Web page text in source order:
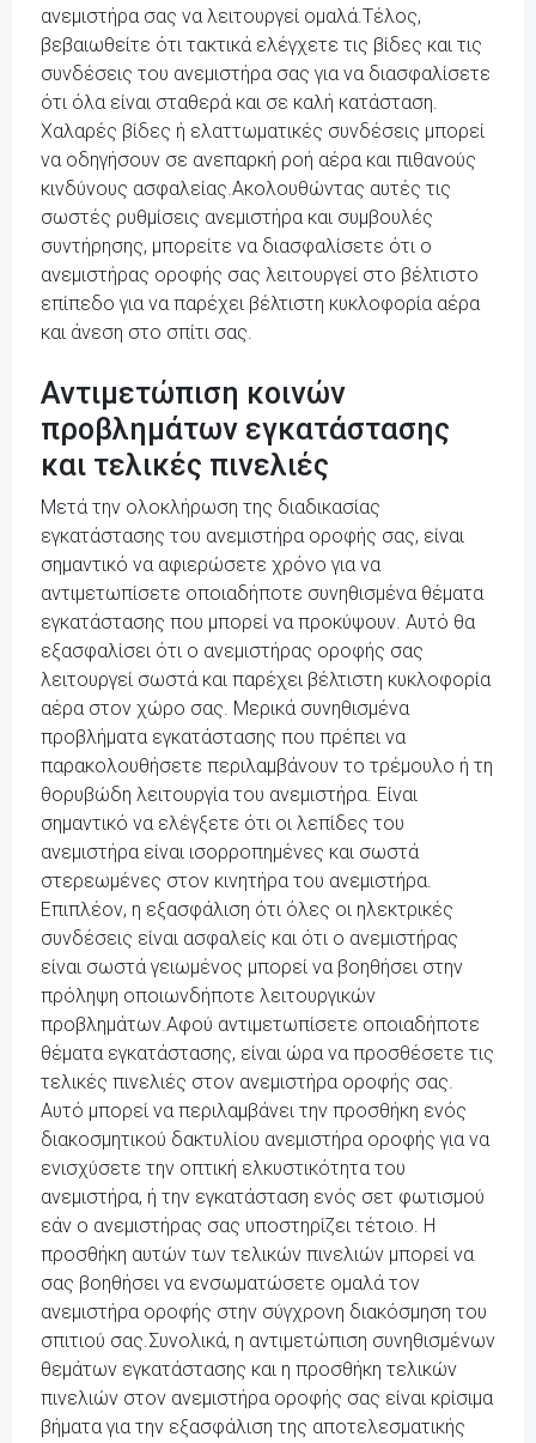
ανεμιστήρα σας να λειτουργεί ομαλά.Τέλος,
βεβαιωθείτε ότι τακτικά ελέγχετε τις βίδες και τις
συνδέσεις του ανεμιστήρα σας για να διασφαλίσετε
ότι όλα είναι σταθερά και σε καλή κατάσταση.
Χαλαρές βίδες ή ελαττωματικές συνδέσεις μπορεί
να οδηγήσουν σε ανεπαρκή ροή αέρα και πιθανούς
κινδύνους ασφαλείας.Ακολουθώντας αυτές τις
σωστές ρυθμίσεις ανεμιστήρα και συμβουλές
συντήρησης, μπορείτε να διασφαλίσετε ότι ο
ανεμιστήρας οροφής σας λειτουργεί στο βέλτιστο
επίπεδο για να παρέχει βέλτιστη κυκλοφορία αέρα
και άνεση στο σπίτι σας.
Αντιμετώπιση κοινών
προβλημάτων εγκατάστασης
και τελικές πινελιές
Μετά την ολοκλήρωση της διαδικασίας
εγκατάστασης του ανεμιστήρα οροφής σας, είναι
σημαντικό να αφιερώσετε χρόνο για να
αντιμετωπίσετε οποιαδήποτε συνηθισμένα θέματα
εγκατάστασης που μπορεί να προκύψουν. Αυτό θα
εξασφαλίσει ότι ο ανεμιστήρας οροφής σας
λειτουργεί σωστά και παρέχει βέλτιστη κυκλοφορία
αέρα στον χώρο σας. Μερικά συνηθισμένα
προβλήματα εγκατάστασης που πρέπει να
παρακολουθήσετε περιλαμβάνουν το τρέμουλο ή τη
θορυβώδη λειτουργία του ανεμιστήρα. Είναι
σημαντικό να ελέγξετε ότι οι λεπίδες του
ανεμιστήρα είναι ισορροπημένες και σωστά
στερεωμένες στον κινητήρα του ανεμιστήρα.
Επιπλέον, η εξασφάλιση ότι όλες οι ηλεκτρικές
συνδέσεις είναι ασφαλείς και ότι ο ανεμιστήρας
είναι σωστά γειωμένος μπορεί να βοηθήσει στην
πρόληψη οποιωνδήποτε λειτουργικών
προβλημάτων.Αφού αντιμετωπίσετε οποιαδήποτε
θέματα εγκατάστασης, είναι ώρα να προσθέσετε τις
τελικές πινελιές στον ανεμιστήρα οροφής σας.
Αυτό μπορεί να περιλαμβάνει την προσθήκη ενός
διακοσμητικού δακτυλίου ανεμιστήρα οροφής για να
ενισχύσετε την οπτική ελκυστικότητα του
ανεμιστήρα, ή την εγκατάσταση ενός σετ φωτισμού
εάν ο ανεμιστήρας σας υποστηρίζει τέτοιο. Η
προσθήκη αυτών των τελικών πινελιών μπορεί να
σας βοηθήσει να ενσωματώσετε ομαλά τον
ανεμιστήρα οροφής στην σύγχρονη διακόσμηση του
σπιτιού σας.Συνολικά, η αντιμετώπιση συνηθισμένων
θεμάτων εγκατάστασης και η προσθήκη τελικών
πινελιών στον ανεμιστήρα οροφής σας είναι κρίσιμα
βήματα για την εξασφάλιση της αποτελεσματικής